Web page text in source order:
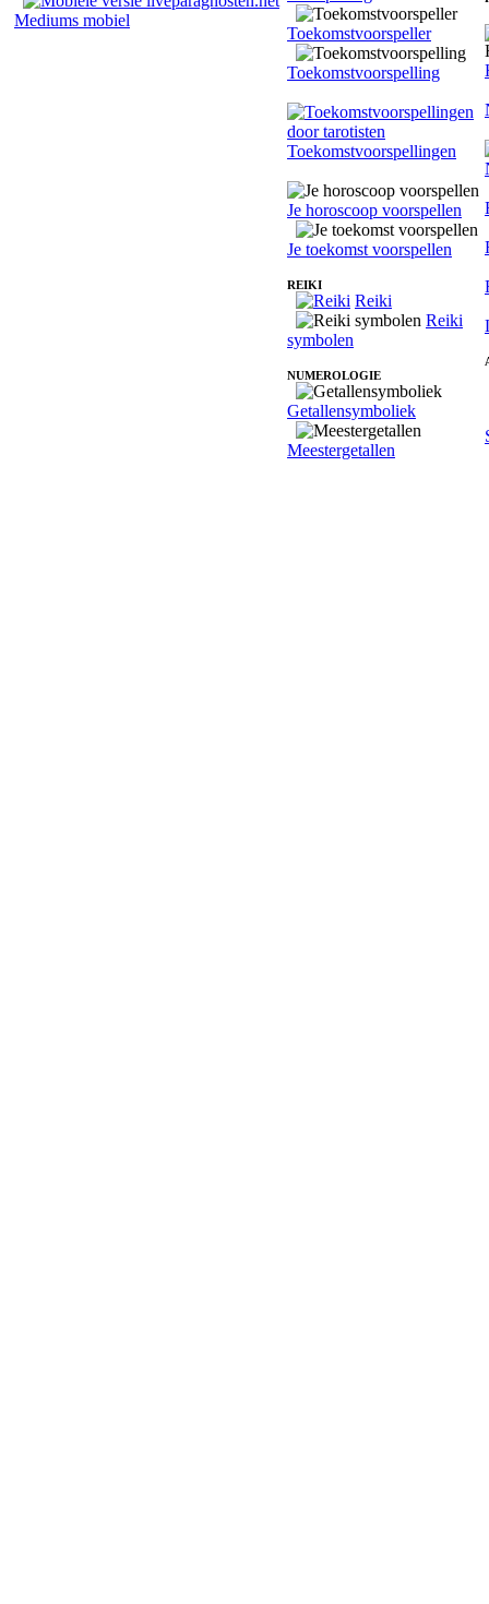
Mediums mobiel
Toekomstvoorspeller
Toekomstvoorspelling
Toekomstvoorspellingen
Je horoscoop voorspellen
Je toekomst voorspellen
REIKI
Reiki
Reiki
symbolen
NUMEROLOGIE
Getallensymboliek
Meestergetallen